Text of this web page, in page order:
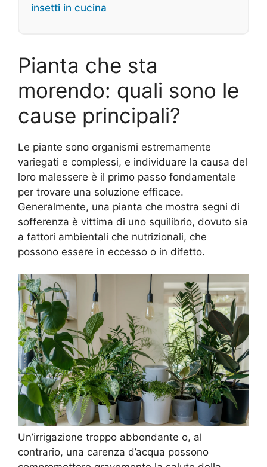
insetti in cucina
Pianta che sta
morendo: quali sono le
cause principali?
Le piante sono organismi estremamente
variegati e complessi, e individuare la causa del
loro malessere è il primo passo fondamentale
per trovare una soluzione efficace.
Generalmente, una pianta che mostra segni di
sofferenza è vittima di uno squilibrio, dovuto sia
a fattori ambientali che nutrizionali, che
possono essere in eccesso o in difetto.
Un’irrigazione troppo abbondante o, al
contrario, una carenza d’acqua possono